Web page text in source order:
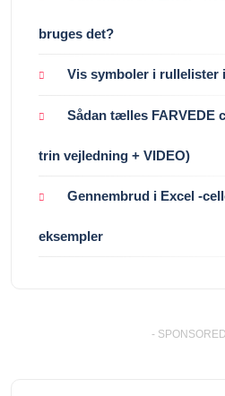
bruges det?
Vis symboler i rullelister
Sådan tælles FARVEDE
trin vejledning + VIDEO)
Gennembrud i Excel -
eksempler
-